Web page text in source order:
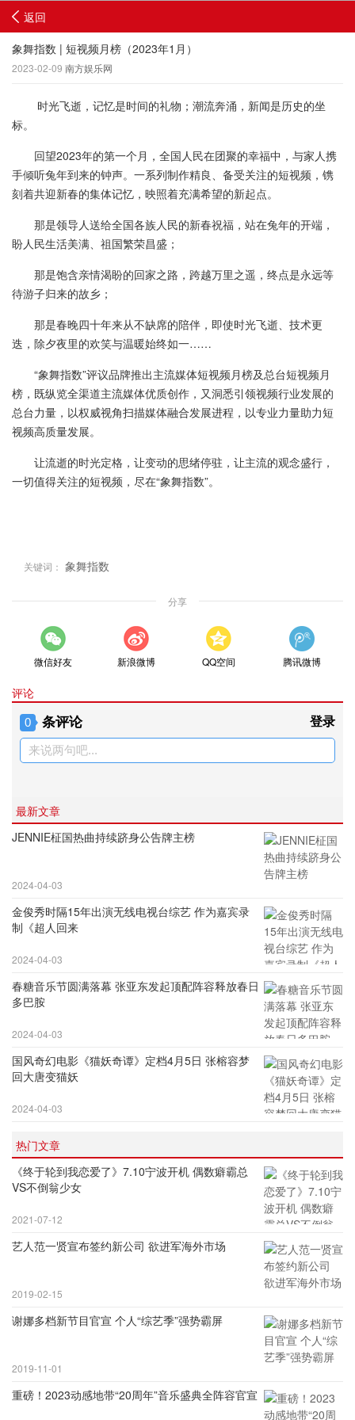
返回
象舞指数 | 短视频月榜（2023年1月）
2023-02-09 南方娱乐网
时光飞逝，记忆是时间的礼物；潮流奔涌，新闻是历史的坐
标。
回望2023年的第一个月，全国人民在团聚的幸福中，与家人携
手倾听兔年到来的钟声。一系列制作精良、备受关注的短视频，镌
刻着共迎新春的集体记忆，映照着充满希望的新起点。
那是领导人送给全国各族人民的新春祝福，站在兔年的开端，
盼人民生活美满、祖国繁荣昌盛；
那是饱含亲情渴盼的回家之路，跨越万里之遥，终点是永远等
待游子归来的故乡；
那是春晚四十年来从不缺席的陪伴，即使时光飞逝、技术更
迭，除夕夜里的欢笑与温暖始终如一……
“象舞指数”评议品牌推出主流媒体短视频月榜及总台短视频月
榜，既纵览全渠道主流媒体优质创作，又洞悉引领视频行业发展的
总台力量，以权威视角扫描媒体融合发展进程，以专业力量助力短
视频高质量发展。
让流逝的时光定格，让变动的思绪停驻，让主流的观念盛行，
一切值得关注的短视频，尽在“象舞指数”。
关键词： 象舞指数
分享
微信好友 新浪微博 QQ空间 腾讯微博
评论
0 条评论 登录
来说两句吧...
最新文章
JENNIE柾国热曲持续跻身公告牌主榜
2024-04-03
金俊秀时隔15年出演无线电视台综艺 作为嘉宾录
制《超人回来
2024-04-03
春糖音乐节圆满落幕 张亚东发起顶配阵容释放春日
多巴胺
2024-04-03
国风奇幻电影《猫妖奇谭》定档4月5日 张榕容梦
回大唐变猫妖
2024-04-03
热门文章
《终于轮到我恋爱了》7.10宁波开机 偶数癖霸总
VS不倒翁少女
2021-07-12
艺人范一贤宣布签约新公司 欲进军海外市场
2019-02-15
谢娜多档新节目官宣 个人“综艺季”强势霸屏
2019-11-01
重磅！2023动感地带“20周年”音乐盛典全阵容官宣